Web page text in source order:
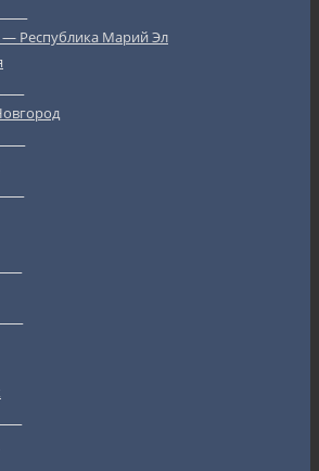
Республика Марий Эл